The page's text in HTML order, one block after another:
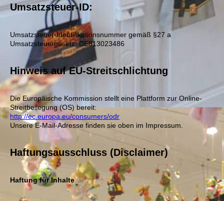
Umsatzsteuer-ID:
Umsatzsteuer-Identifikationsnummer gemäß §27 a
Umsatzsteuergesetz: DE813023486
Hinweis auf EU-Streitschlichtung
Die Europäische Kommission stellt eine Plattform zur Online-
Streitbeilegung (OS) bereit:
http://ec.europa.eu/consumers/odr
Unsere E-Mail-Adresse finden sie oben im Impressum.
Haftungsausschluss (Disclaimer)
Haftung für Inhalte